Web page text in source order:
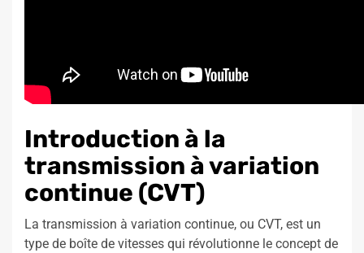
Introduction à la
transmission à variation
continue (CVT)
La transmission à variation continue, ou CVT, est un
type de boîte de vitesses qui révolutionne le concept de